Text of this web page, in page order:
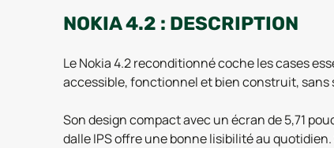
NOKIA 4.2 : DESCRIPTION
Le Nokia 4.2 reconditionné coche les cases
accessible, fonctionnel et bien construit, sans
Son design compact avec un écran de 5,71
dalle IPS offre une bonne lisibilité au